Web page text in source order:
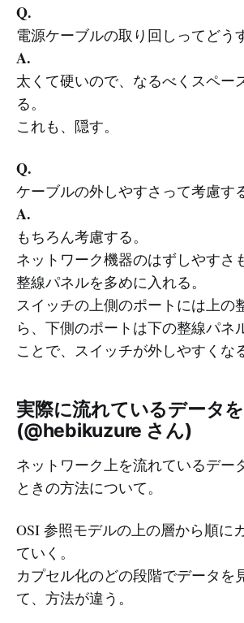
Q.
電源ケーブルの取り回しってどう
A.
太くて硬いので、なるべくスペー
る。
これも、隠す。
Q.
ケーブルの外しやすさって考慮す
A.
もちろん考慮する。
ネットワーク機器のはずしやすさ
整線パネルを多めに入れる。
スイッチの上側のポートには上の
ら、下側のポートは下の整線パネ
ことで、スイッチが外しやすくな
実際に流れているデータ
(@hebikuzure さん)
ネットワーク上を流れているデー
ときの方法について。
OSI 参照モデルの上の層から順に
ていく。
カプセル化のどの段階でデータを
て、方法が違う。